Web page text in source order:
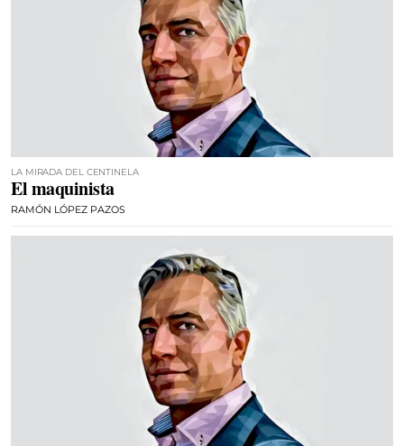
LA MIRADA DEL CENTINELA
El maquinista
RAMÓN LÓPEZ PAZOS